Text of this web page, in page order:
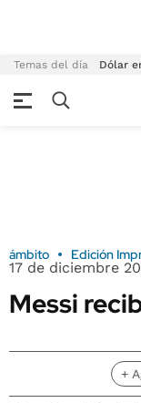
Temas del día Dólar
ámbito Edición
17 de diciembre
Messi
+